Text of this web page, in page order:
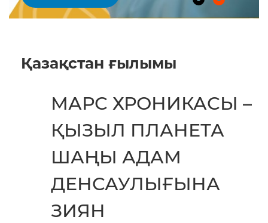
Қазақстан ғылымы
МАРС ХРОНИКАСЫ –
ҚЫЗЫЛ ПЛАНЕТА
ШАҢЫ АДАМ
ДЕНСАУЛЫҒЫНА
ЗИЯН